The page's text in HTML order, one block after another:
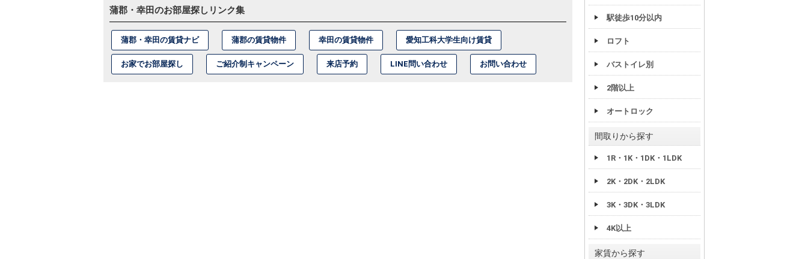
蒲郡・幸田のお部屋探しリンク集
蒲郡・幸田の賃貸ナビ 蒲郡の賃貸物件 幸田の賃貸物件 愛知工科大学生向け賃貸
お家でお部屋探し ご紹介制キャンペーン 来店予約 LINE問い合わせ お問い合わせ
駅徒歩10分以内
ロフト
バストイレ別
2階以上
オートロック
間取りから探す
1R・1K・1DK・1LDK
2K・2DK・2LDK
3K・3DK・3LDK
4K以上
家賃から探す